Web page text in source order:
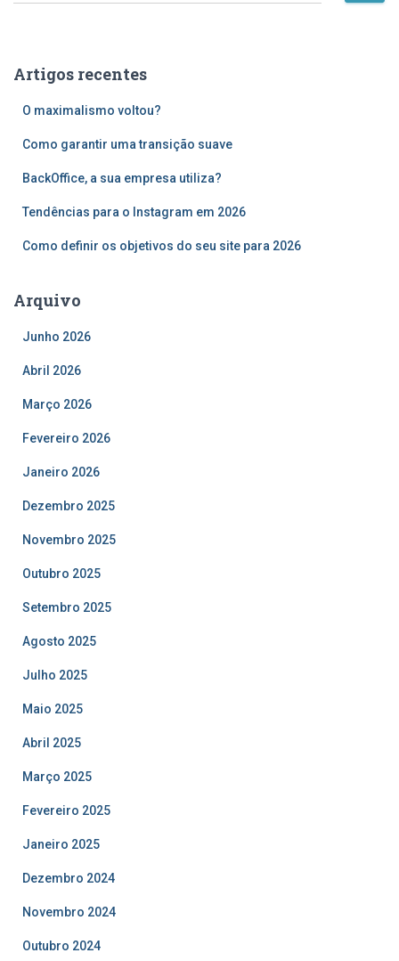
iArtigos recentes
O maximalismo voltou?
Como garantir uma transição suave
BackOffice, a sua empresa utiliza?
Tendências para o Instagram em 2026
Como definir os objetivos do seu site para 2026
Arquivo
Junho 2026
Abril 2026
Março 2026
Fevereiro 2026
Janeiro 2026
Dezembro 2025
Novembro 2025
Outubro 2025
Setembro 2025
Agosto 2025
Julho 2025
Maio 2025
Abril 2025
Março 2025
Fevereiro 2025
Janeiro 2025
Dezembro 2024
Novembro 2024
Outubro 2024